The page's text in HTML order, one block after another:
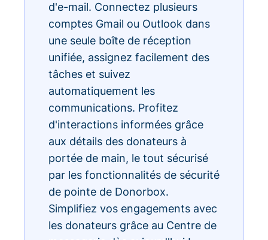
d'e-mail. Connectez plusieurs
comptes Gmail ou Outlook dans
une seule boîte de réception
unifiée, assignez facilement des
tâches et suivez
automatiquement les
communications. Profitez
d'interactions informées grâce
aux détails des donateurs à
portée de main, le tout sécurisé
par les fonctionnalités de sécurité
de pointe de Donorbox.
Simplifiez vos engagements avec
les donateurs grâce au Centre de